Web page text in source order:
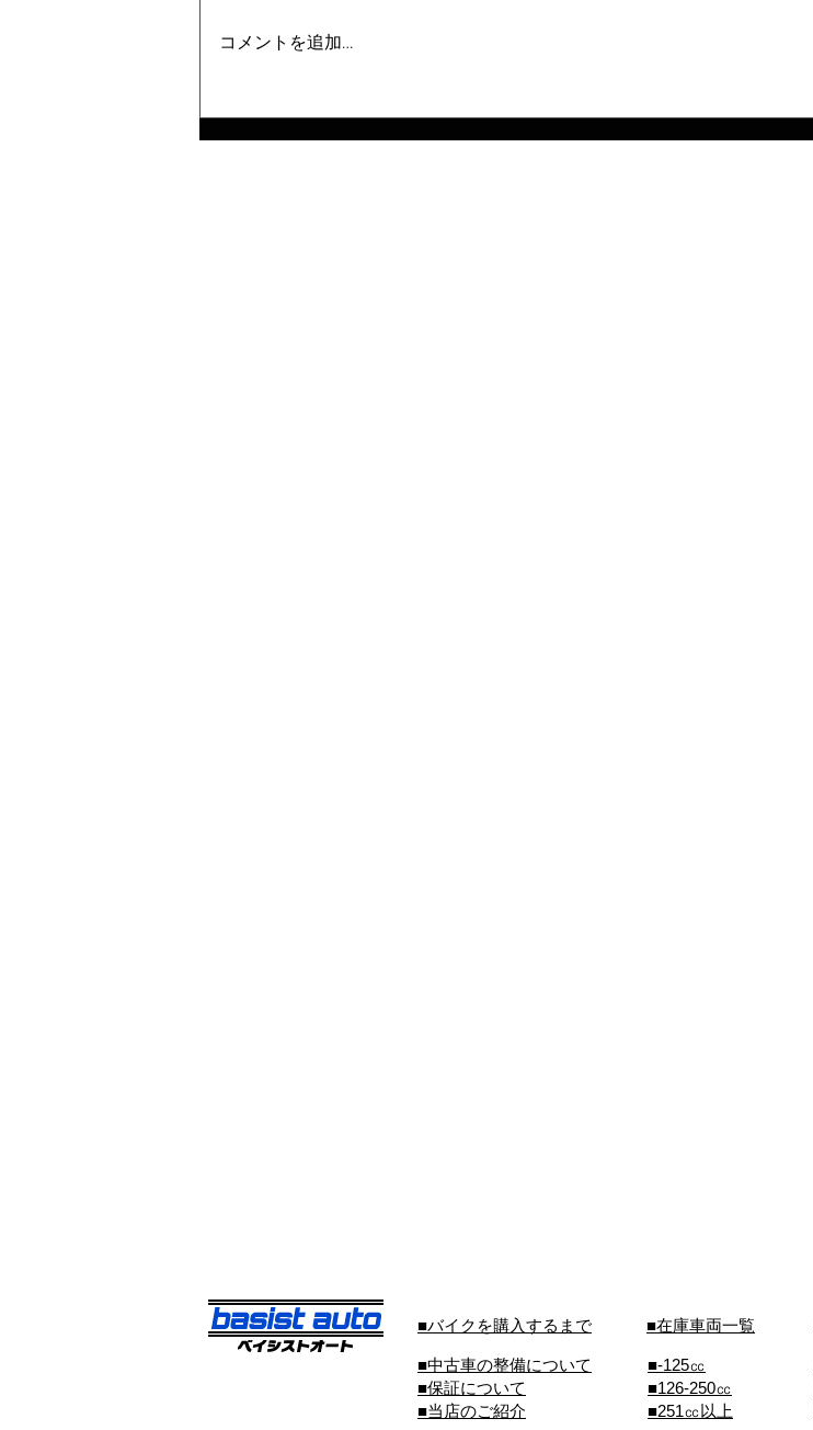
コメントを追加…
■バイクを購入するまで ■在庫車両一覧
■中古車の整備について
■保証について
■当店のご紹介
■-125㏄
■126-250㏄
■251㏄以上